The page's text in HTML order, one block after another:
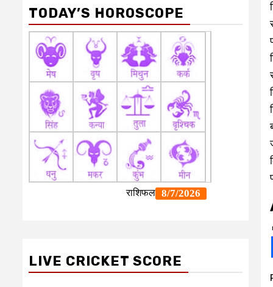
TODAY’S HOROSCOPE
LIVE CRICKET SCORE